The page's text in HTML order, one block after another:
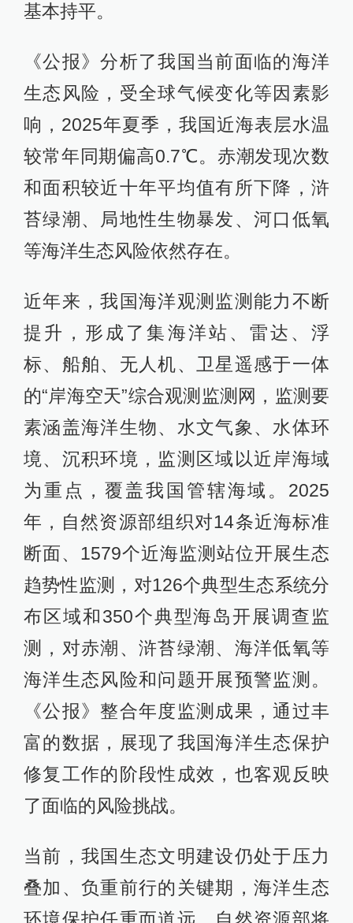
基本持平。
《公报》分析了我国当前面临的海洋
生态风险，受全球气候变化等因素影
响，2025年夏季，我国近海表层水温
较常年同期偏高0.7℃。赤潮发现次数
和面积较近十年平均值有所下降，浒
苔绿潮、局地性生物暴发、河口低氧
等海洋生态风险依然存在。
近年来，我国海洋观测监测能力不断
提升，形成了集海洋站、雷达、浮
标、船舶、无人机、卫星遥感于一体
的“岸海空天”综合观测监测网，监测要
素涵盖海洋生物、水文气象、水体环
境、沉积环境，监测区域以近岸海域
为重点，覆盖我国管辖海域。2025
年，自然资源部组织对14条近海标准
断面、1579个近海监测站位开展生态
趋势性监测，对126个典型生态系统分
布区域和350个典型海岛开展调查监
测，对赤潮、浒苔绿潮、海洋低氧等
海洋生态风险和问题开展预警监测。
《公报》整合年度监测成果，通过丰
富的数据，展现了我国海洋生态保护
修复工作的阶段性成效，也客观反映
了面临的风险挑战。
当前，我国生态文明建设仍处于压力
叠加、负重前行的关键期，海洋生态